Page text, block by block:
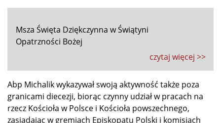
Msza Święta Dziękczynna w Świątyni
Opatrzności Bożej
czytaj więcej >>
Abp Michalik wykazywał swoją aktywność także poza
granicami diecezji, biorąc czynny udział w pracach na
rzecz Kościoła w Polsce i Kościoła powszechnego,
zasiadając w gremiach Episkopatu Polski i komisjach